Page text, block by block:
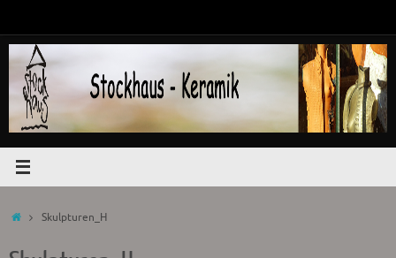
springen
StartSkulpturen_H